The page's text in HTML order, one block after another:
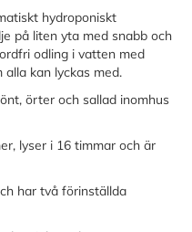
hydroponiskt
på liten yta med snabb och
odling i vatten med
kan lyckas med.
örter och sallad inomhus
lyser i 16 timmar och är
har två förinställda